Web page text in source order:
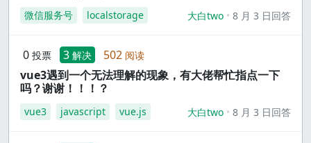
微信服务号 localstorage 大白two 8 月 3 日回答
0 投票 3 解决 502 阅读
vue3遇到一个无法理解的现象，有大佬帮忙指点一下
吗？谢谢！！！？
vue3 javascript vue.js 大白two 8 月 3 日回答